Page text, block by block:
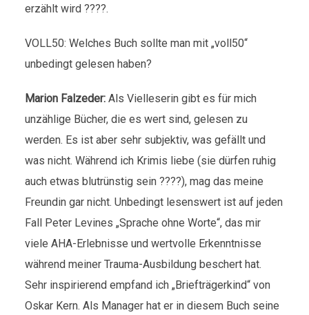
erzählt wird ????.
VOLL50: Welches Buch sollte man mit „voll50“
unbedingt gelesen haben?
Marion Falzeder: Als Vielleserin gibt es für mich
unzählige Bücher, die es wert sind, gelesen zu
werden. Es ist aber sehr subjektiv, was gefällt und
was nicht. Während ich Krimis liebe (sie dürfen ruhig
auch etwas blutrünstig sein ????), mag das meine
Freundin gar nicht. Unbedingt lesenswert ist auf jeden
Fall Peter Levines „Sprache ohne Worte“, das mir
viele AHA-Erlebnisse und wertvolle Erkenntnisse
während meiner Trauma-Ausbildung beschert hat.
Sehr inspirierend empfand ich „Briefträgerkind“ von
Oskar Kern. Als Manager hat er in diesem Buch seine